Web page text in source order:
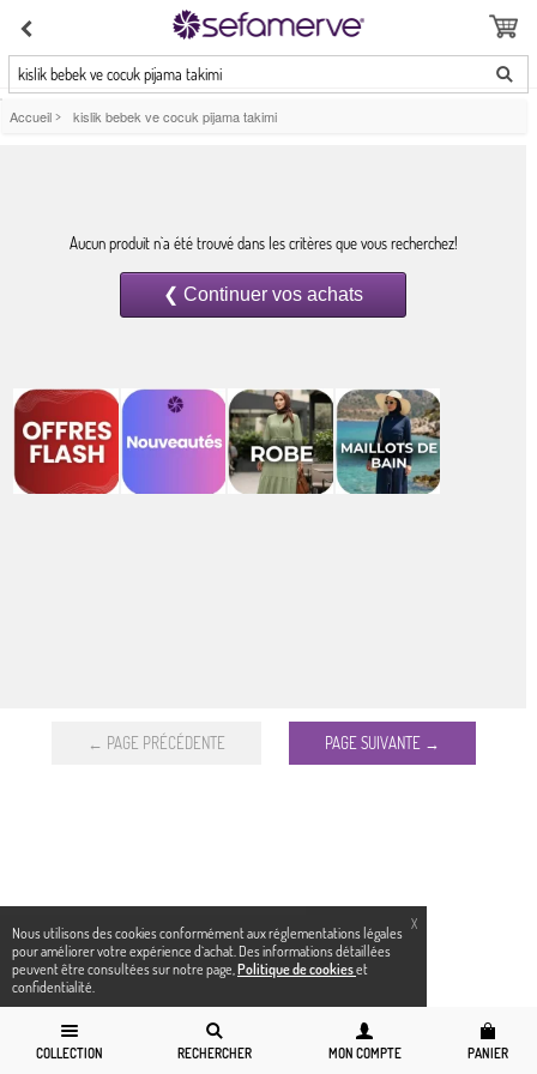
X
Nous utilisons des cookies conformément aux réglementations légales
pour améliorer votre expérience d`achat. Des informations détaillées
peuvent être consultées sur notre page,Politique de cookieset
confidentialité.
kislik bebek ve cocuk pijama takimi
COLLECTION RECHERCHER MON COMPTE PANIER
Accueil > kislik bebek ve cocuk pijama takimi
Aucun produit n`a été trouvé dans les critères que vous recherchez!
← PAGE PRÉCÉDENTE PAGE SUIVANTE →